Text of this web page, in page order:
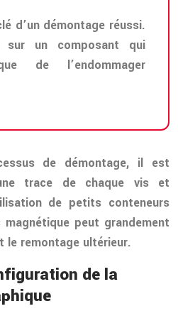
d’un démontage réussi.
sur un composant qui
de l’endommager
de démontage, il est
trace de chaque vis et
de petits conteneurs
peut grandement
le remontage ultérieur.
de la